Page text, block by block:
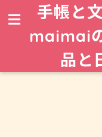
手帳と
maimai
品と